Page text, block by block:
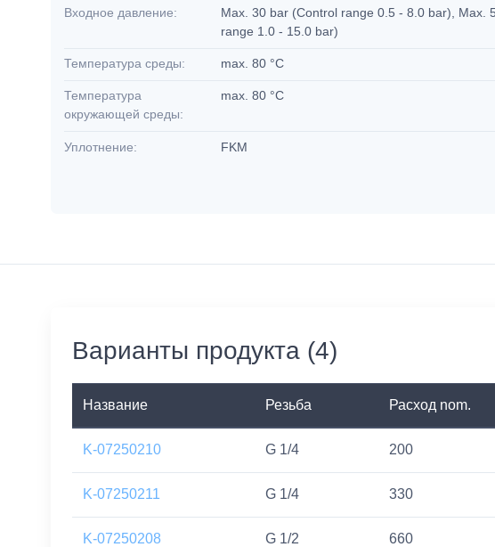
Входное давление:
Max. 30 bar (Control range 0.5 - 8.0 bar), Max.
range 1.0 - 15.0 bar)
Температура среды: max. 80 °C
Температура
окружающей среды:
max. 80 °C
Уплотнение: FKM
Варианты продукта (4)
Название Резьба Расход nom.
K-07250210 G 1/4 200
K-07250211 G 1/4 330
K-07250208 G 1/2 660